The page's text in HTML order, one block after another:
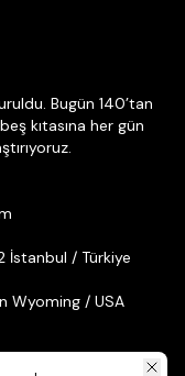
Bugün 140’tan
kıtasına her gün
İstanbul / Türkiye
Wyoming / USA